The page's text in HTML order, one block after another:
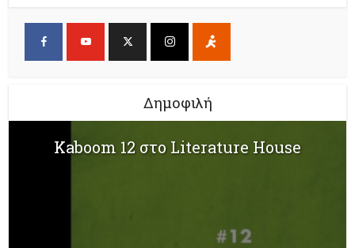
Δημοφιλή
Kaboom 12 στο Literature House